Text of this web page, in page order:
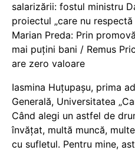
salarizării: fostul ministru
proiectul „care nu
Marian Preda: Prin
mai puțini bani / Remus
are zero valoare
Iasmina Huțupașu, prima
Generală, Universitatea
Când alegi un astfel de
învățat, multă muncă,
cu sufletul. Pentru mine,